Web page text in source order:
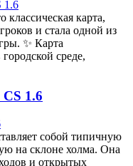
классическая карта,
и стала одной из
✨ Карта
среде,
1.6
собой типичную
на склоне холма. Она
и открытых